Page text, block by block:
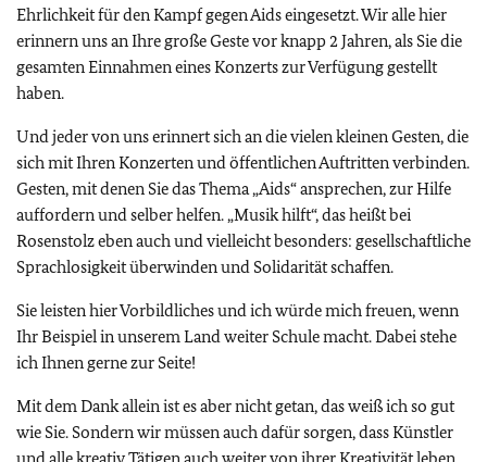
Ehrlichkeit für den Kampf gegen Aids eingesetzt. Wir alle hier
erinnern uns an Ihre große Geste vor knapp 2 Jahren, als Sie die
gesamten Einnahmen eines Konzerts zur Verfügung gestellt
haben.
Und jeder von uns erinnert sich an die vielen kleinen Gesten, die
sich mit Ihren Konzerten und öffentlichen Auftritten verbinden.
Gesten, mit denen Sie das Thema „Aids“ ansprechen, zur Hilfe
auffordern und selber helfen. „Musik hilft“, das heißt bei
Rosenstolz eben auch und vielleicht besonders: gesellschaftliche
Sprachlosigkeit überwinden und Solidarität schaffen.
Sie leisten hier Vorbildliches und ich würde mich freuen, wenn
Ihr Beispiel in unserem Land weiter Schule macht. Dabei stehe
ich Ihnen gerne zur Seite!
Mit dem Dank allein ist es aber nicht getan, das weiß ich so gut
wie Sie. Sondern wir müssen auch dafür sorgen, dass Künstler